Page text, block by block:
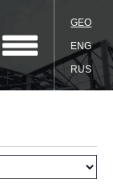
GEO
ENG
RUS